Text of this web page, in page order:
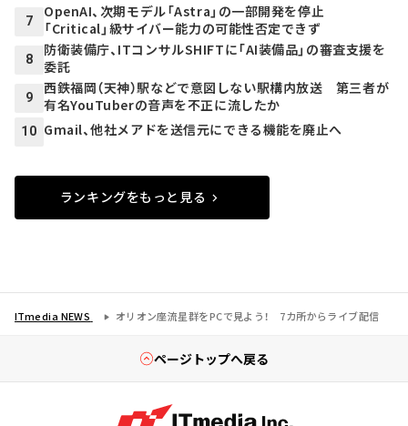
7
OpenAI、次期モデル「Astra」の一部開発を停止
「Critical」級サイバー能力の可能性否定できず
8
防衛装備庁、ITコンサルSHIFTに「AI装備品」の審査支援を
委託
9
西鉄福岡（天神）駅などで意図しない駅構内放送 第三者が
有名YouTuberの音声を不正に流したか
10 Gmail、他社メアドを送信元にできる機能を廃止へ
ランキングをもっと見る
ITmedia NEWS オリオン座流星群をPCで見よう！ 7カ所からライブ配信
ページトップへ戻る